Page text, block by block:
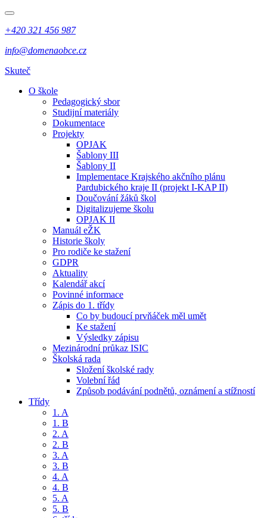
+420 321 456 987
info@domenaobce.cz
Skuteč
O škole
Pedagogický sbor
Studijní materiály
Dokumentace
Projekty
OPJAK
Šablony III
Šablony II
Implementace Krajského akčního plánu
Pardubického kraje II (projekt I-KAP II)
Doučování žáků škol
Digitalizujeme školu
OPJAK II
Manuál eŽK
Historie školy
Pro rodiče ke stažení
GDPR
Aktuality
Kalendář akcí
Povinné informace
Zápis do 1. třídy
Co by budoucí prvňáček měl umět
Ke stažení
Výsledky zápisu
Mezinárodní průkaz ISIC
Školská rada
Složení školské rady
Volební řád
Způsob podávání podnětů, oznámení a stížností
Třídy
1. A
1. B
2. A
2. B
3. A
3. B
4. A
4. B
5. A
5. B